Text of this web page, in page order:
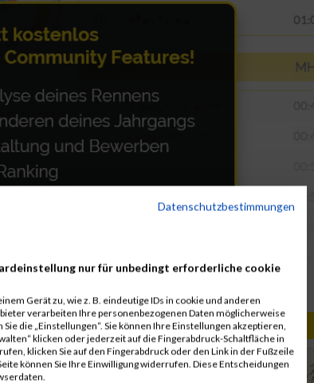
Datenschutzbestimmungen
nur für unbedingt erforderliche cookie
Gerät zu, wie z. B. eindeutige IDs in cookie und anderen
verarbeiten Ihre personenbezogenen Daten möglicherweise
die „Einstellungen“. Sie können Ihre Einstellungen akzeptieren,
klicken oder jederzeit auf die Fingerabdruck-Schaltfläche in
klicken Sie auf den Fingerabdruck oder den Link in der Fußzeile
können Sie Ihre Einwilligung widerrufen. Diese Entscheidungen